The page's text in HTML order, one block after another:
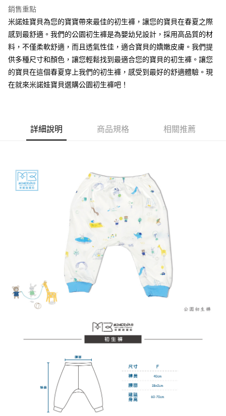
宅配
每筆NT$80，滿NT$500(含以上)免運費
臺灣離島-金、馬、澎
每筆NT$100，滿NT$1,000(含以上)免運費
銷售重點
米諾娃寶貝為您的寶寶帶來最佳的初生褲，讓您的寶貝在春夏之際
感到最舒適。我們的公園初生褲是為嬰幼兒設計，採用高品質的材
料，不僅柔軟舒適，而且透氣性佳，適合寶貝的嬌嫩皮膚。我們提
供多種尺寸和顏色，讓您輕鬆找到最適合您的寶貝的初生褲。讓您
的寶貝在這個春夏穿上我們的初生褲，感受到最好的舒適體驗。現
在就來米諾娃寶貝選購公園初生褲吧！
詳細說明 商品規格 相關推薦